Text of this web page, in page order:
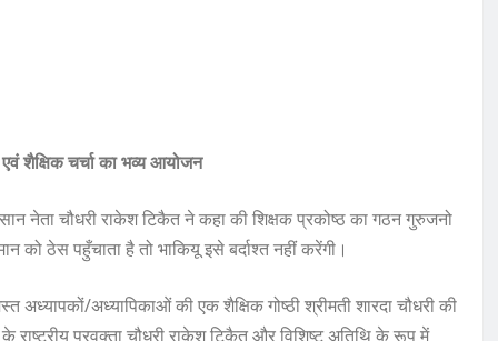
शैक्षिक चर्चा का भव्य आयोजन
नेता चौधरी राकेश टिकैत ने कहा की शिक्षक प्रकोष्ठ का गठन गुरुजनो
ठेस पहुँचाता है तो भाकियू इसे बर्दाश्त नहीं करेंगी।
अध्यापिकाओं की एक शैक्षिक गोष्ठी श्रीमती शारदा चौधरी की
प्रवक्ता चौधरी राकेश टिकैत और विशिष्ट अतिथि के रूप में